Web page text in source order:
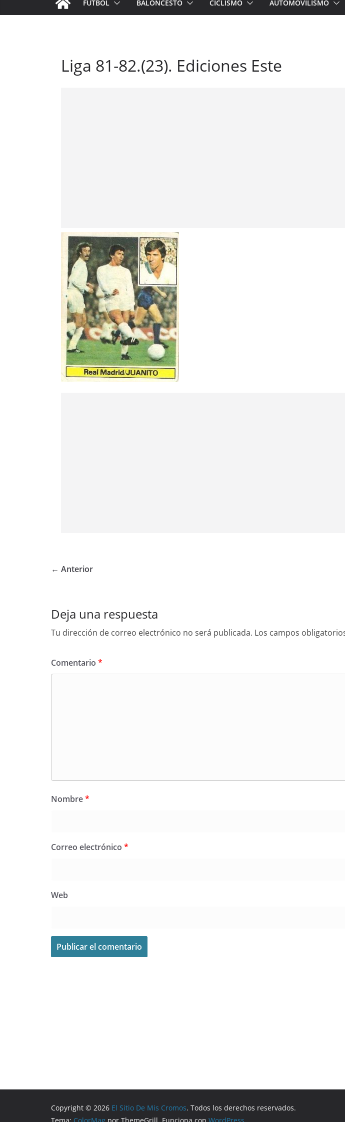
FÚTBOL BALONCESTO CICLISMO AUTOMOVILISMO
Liga 81-82.(23). Ediciones Este
← Anterior
Deja una respuesta
Tu dirección de correo electrónico no será publicada. Los campos
Comentario *
Nombre*
Correo electrónico *
Web
Copyright © 2026 El Sitio De Mis Cromos. Todos los derechos reservados.